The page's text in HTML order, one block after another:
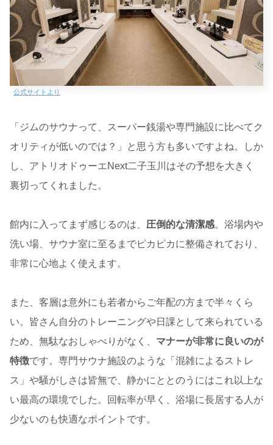
公式サイトより
「ジムのサウナって、スーパー銭湯や専門施設に比べてク
オリティが低いのでは？」と思う方も多いですよね。しか
し、アトリオドゥーエNext二子玉川はその予想を大きく
裏切ってくれました。
館内に入ってまず感じるのは、 圧倒的な清潔感。浴場内や
洗い場、サウナ室に至るまでピカピカに整備されており、
非常に心地よく使えます。
また、客層は意外にも若者からご年配の方まで半々くら
い。皆さん自分のトレーニングや日課として来られている
ため、無駄なおしゃべりがなく、 マナーが非常に良いのが
特徴です。専門サウナ施設のような「混雑によるストレ
ス」や騒がしさは皆無で、静かにととのうにはこれ以上な
い最高の環境でした。回転率が早く、浴場に長居する人が
少ないのも快適なポイントです。